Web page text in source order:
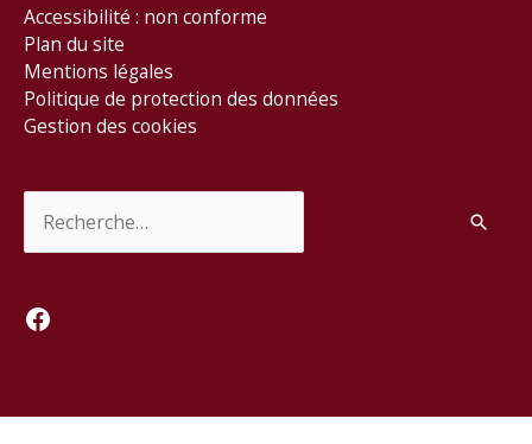
Accessibilité : non conforme
Plan du site
Mentions légales
Politique de protection des données
Gestion des cookies
Facebook